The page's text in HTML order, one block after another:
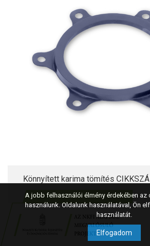
Könnyített karima tömítés
A jobb felhasználói élmény érdekében
használunk. Oldalunk használatával, Ön
használatát.
Elfogadom